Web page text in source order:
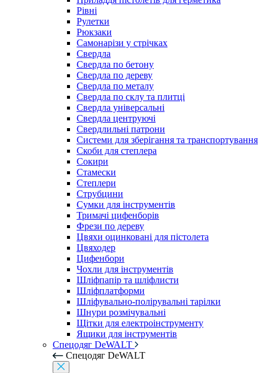
Рівні
Рулетки
Рюкзаки
Самонарізи у стрічках
Свердла
Свердла по бетону
Свердла по дереву
Свердла по металу
Свердла по склу та плитці
Свердла універсальні
Свердла центруючі
Свердлильні патрони
Системи для зберігання та транспортування
Скоби для степлера
Сокири
Стамески
Степлери
Струбцини
Сумки для інструментів
Тримачі цифенборів
Фрези по дереву
Цвяхи оцинковані для пістолета
Цвяходер
Цифенбори
Чохли для інструментів
Шліфпапір та шліфлисти
Шліфплатформи
Шліфувально-полірувальні тарілки
Шнури розмічувальні
Щітки для електроінструменту
Ящики для інструментів
Спецодяг DeWALT
Спецодяг DeWALT